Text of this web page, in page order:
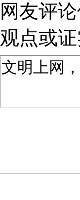
网友评
观点或